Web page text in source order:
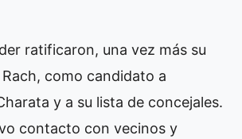
ratificaron, una vez más su
como candidato a
y a su lista de concejales.
contacto con vecinos y